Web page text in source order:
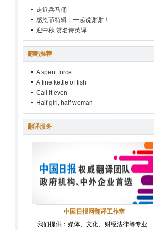
走近兵马俑
感恩节特辑：一起说谢谢！
迎中秋 赏名诗英译
翻吧推荐
A spent force
A fine kettle of fish
Call it even
Half girl, half woman
翻译服务
中国日报网翻译工作室
我们提供：媒体、文化、财经法律等专业